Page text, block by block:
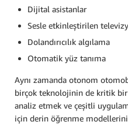
Dijital asistanlar
Sesle etkinleştirilen
Dolandırıcılık algılama
Otomatik yüz tanıma
Aynı zamanda otonom
birçok teknolojinin de kritik
analiz etmek ve çeşitli
için derin öğrenme modellerini